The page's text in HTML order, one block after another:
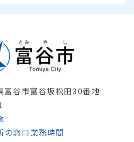
谷市富谷坂松田30番地
の窓口業務時間